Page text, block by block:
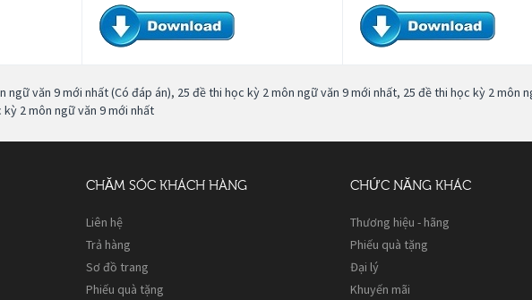
ngữ văn 9 mới nhất (Có đáp án), 25 đề thi học kỳ 2 môn ngữ văn 9 mới nhất, 25 đề thi học kỳ 2 môn
kỳ 2 môn ngữ văn 9 mới nhất
CHĂM SÓC KHÁCH HÀNG
Liên hệ
Trả hàng
Sơ đồ trang
Phiếu quà tặng
CHỨC NĂNG KHÁC
Thương hiệu - hãng
Phiếu quà tặng
Đại lý
Khuyến mãi